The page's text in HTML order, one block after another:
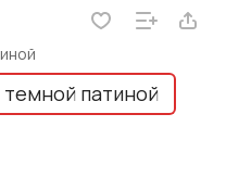
патиной